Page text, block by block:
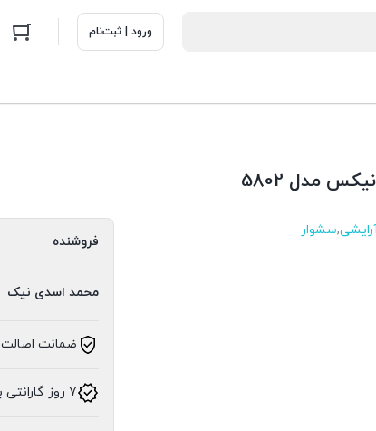
ورود | ثبت‌نام
مدل 5802
,سشوار
فروشنده
محمد اسدی نیک
ضمانت اصالت
7 روز گارانتی بازگشت وجه